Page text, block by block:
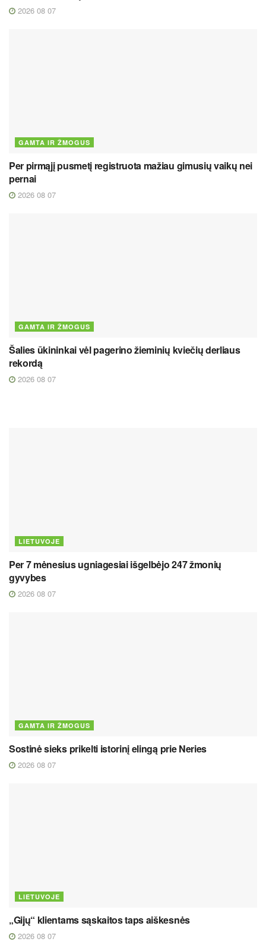
2026 08 07
GAMTA IR ŽMOGUS
Per pirmąjį pusmetį registruota mažiau gimusių vaikų nei
pernai
2026 08 07
GAMTA IR ŽMOGUS
Šalies ūkininkai vėl pagerino žieminių kviečių derliaus
rekordą
2026 08 07
LIETUVOJE
Per 7 mėnesius ugniagesiai išgelbėjo 247 žmonių
gyvybes
2026 08 07
GAMTA IR ŽMOGUS
Sostinė sieks prikelti istorinį elingą prie Neries
2026 08 07
LIETUVOJE
„Gijų“ klientams sąskaitos taps aiškesnės
2026 08 07